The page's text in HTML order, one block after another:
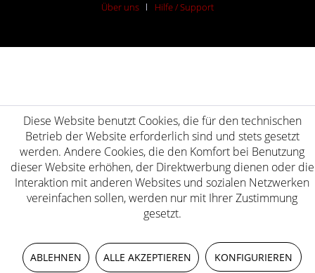
Über uns Hilfe / Support
Diese Website benutzt Cookies, die für den technischen
Betrieb der Website erforderlich sind und stets gesetzt
werden. Andere Cookies, die den Komfort bei Benutzung
dieser Website erhöhen, der Direktwerbung dienen oder die
Interaktion mit anderen Websites und sozialen Netzwerken
vereinfachen sollen, werden nur mit Ihrer Zustimmung
gesetzt.
ABLEHNEN ALLE AKZEPTIEREN KONFIGURIEREN